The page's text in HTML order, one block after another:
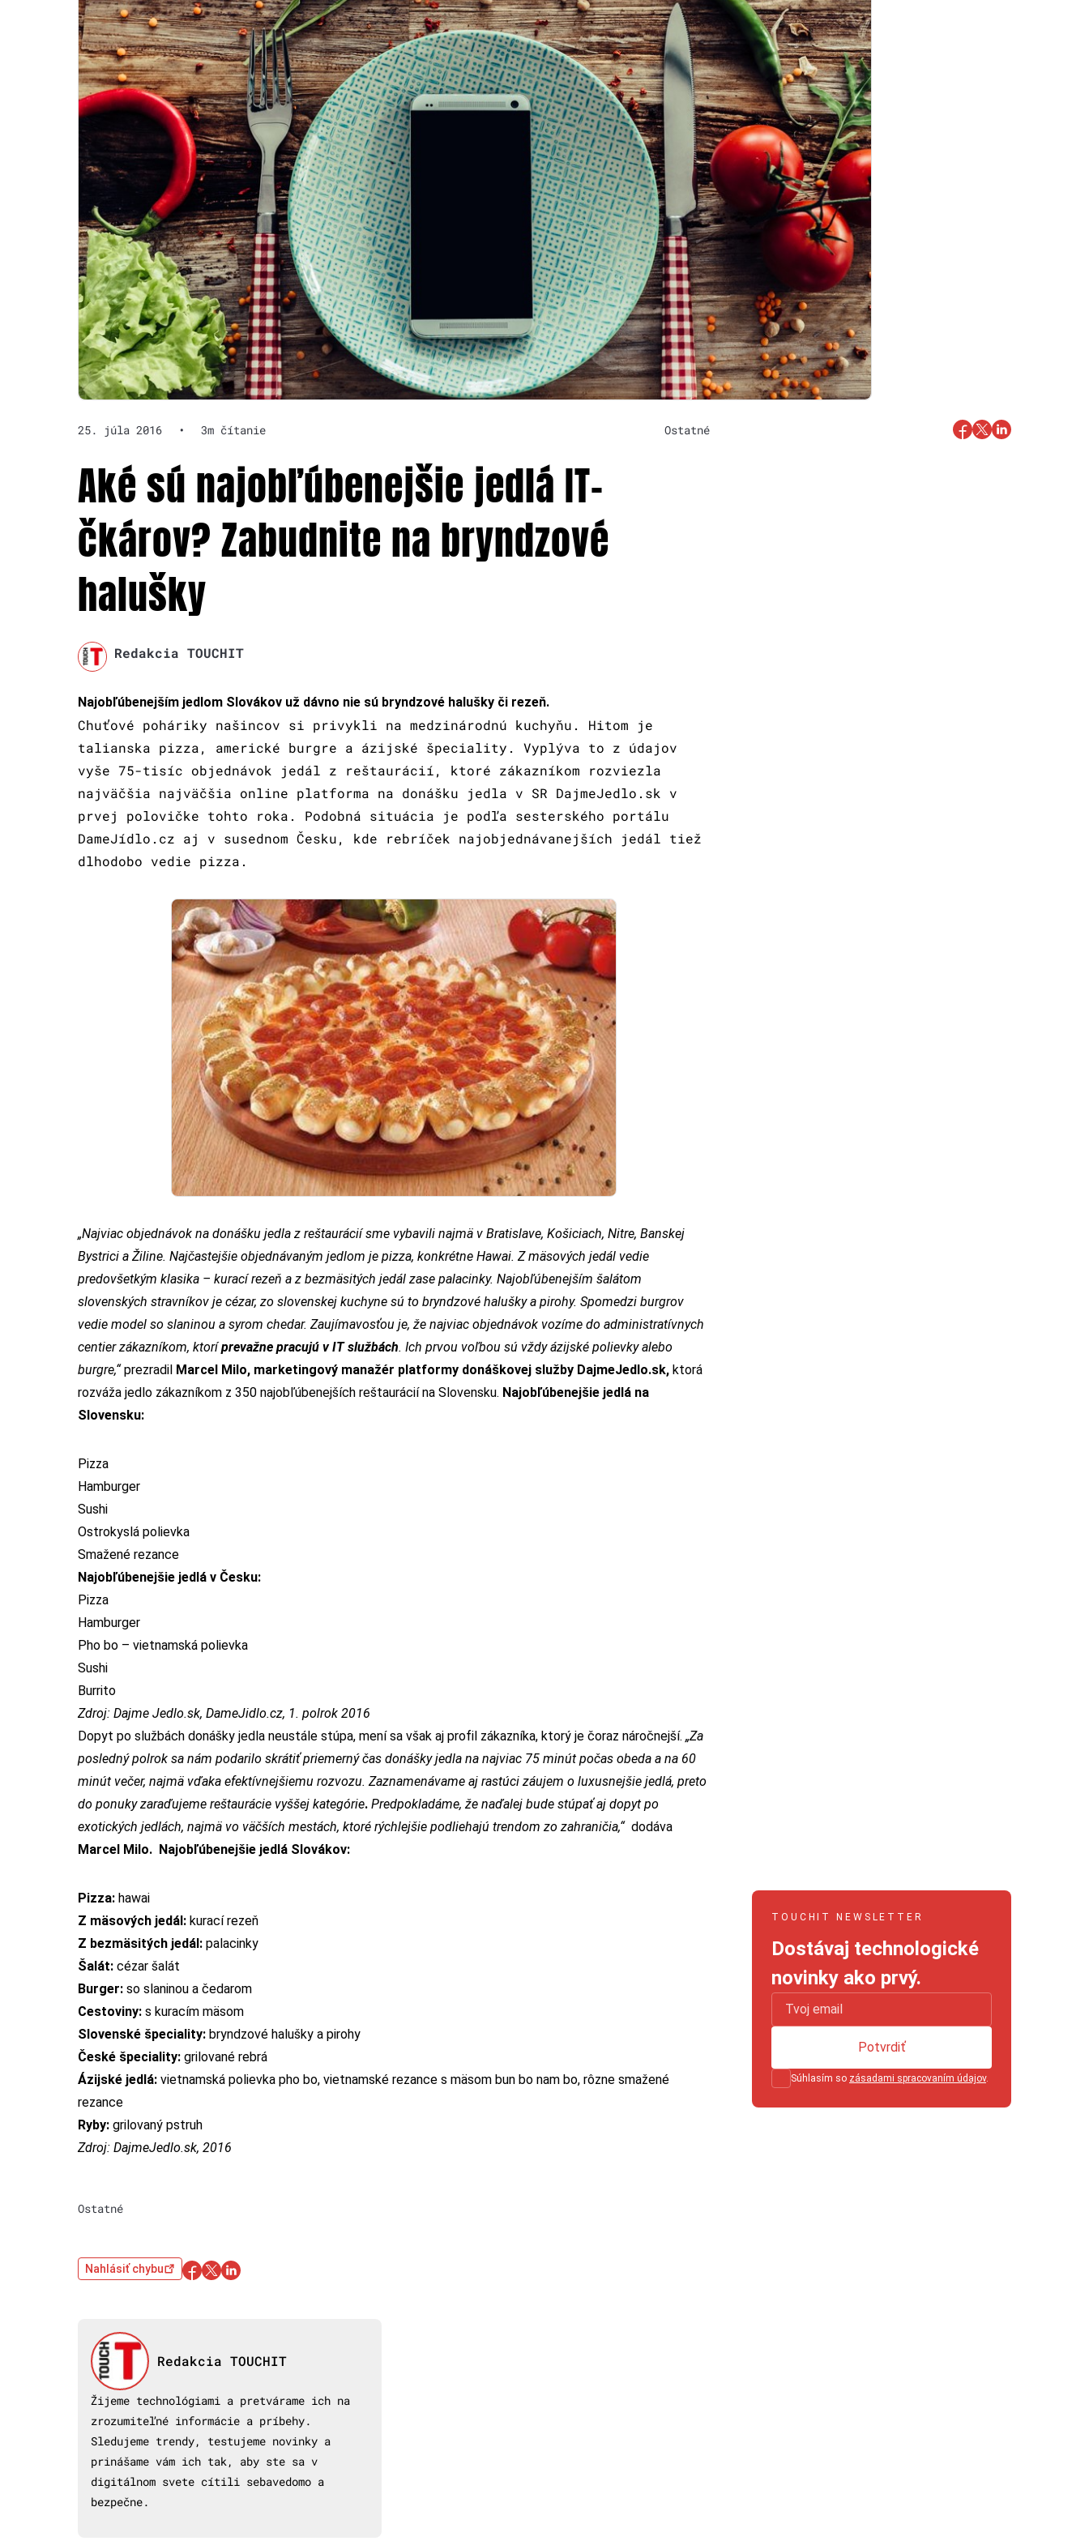
25. júla 2016 • 3m čítanie Ostatné
Aké sú najobľúbenejšie jedlá IT-
čkárov? Zabudnite na bryndzové
halušky
Redakcia TOUCHIT
Najobľúbenejším jedlom Slovákov už dávno nie sú bryndzové halušky či rezeň.
Chuťové poháriky našincov si privykli na medzinárodnú kuchyňu. Hitom je
talianska pizza, americké burgre a ázijské špeciality. Vyplýva to z údajov
vyše 75-tisíc objednávok jedál z reštaurácií, ktoré zákazníkom rozviezla
najväčšia najväčšia online platforma na donášku jedla v SR DajmeJedlo.sk v
prvej polovičke tohto roka. Podobná situácia je podľa sesterského portálu
DameJídlo.cz aj v susednom Česku, kde rebríček najobjednávanejších jedál tiež
dlhodobo vedie pizza.
„Najviac objednávok na donášku jedla z reštaurácií sme vybavili najmä v Bratislave, Košiciach, Nitre, Banskej
Bystrici a Žiline. Najčastejšie objednávaným jedlom je pizza, konkrétne Hawai. Z mäsových jedál vedie
predovšetkým klasika – kurací rezeň a z bezmäsitých jedál zase palacinky. Najobľúbenejším šalátom
slovenských stravníkov je cézar, zo slovenskej kuchyne sú to bryndzové halušky a pirohy. Spomedzi burgrov
vedie model so slaninou a syrom chedar. Zaujímavosťou je, že najviac objednávok vozíme do administratívnych
centier zákazníkom, ktoríprevažne pracujú v IT službách. Ich prvou voľbou sú vždy ázijské polievky alebo
burgre,“ prezradil Marcel Milo, marketingový manažér platformy donáškovej služby DajmeJedlo.sk, ktorá
rozváža jedlo zákazníkom z 350 najobľúbenejších reštaurácií na Slovensku. Najobľúbenejšie jedlá na
Slovensku:
Pizza
Hamburger
Sushi
Ostrokyslá polievka
Smažené rezance
Najobľúbenejšie jedlá v Česku:
Pizza
Hamburger
Pho bo – vietnamská polievka
Sushi
Burrito
Zdroj: Dajme Jedlo.sk, DameJidlo.cz, 1. polrok 2016
Dopyt po službách donášky jedla neustále stúpa, mení sa však aj profil zákazníka, ktorý je čoraz náročnejší. „Za
posledný polrok sa nám podarilo skrátiť priemerný čas donášky jedla na najviac 75 minút počas obeda a na 60
minút večer, najmä vďaka efektívnejšiemu rozvozu. Zaznamenávame aj rastúci záujem o luxusnejšie jedlá, preto
do ponuky zaraďujeme reštaurácie vyššej kategórie. Predpokladáme, že naďalej bude stúpať aj dopyt po
exotických jedlách, najmä vo väčších mestách, ktoré rýchlejšie podliehajú trendom zo zahraničia,“ dodáva
Marcel Milo. Najobľúbenejšie jedlá Slovákov:
Pizza: hawai
Z mäsových jedál: kurací rezeň
Z bezmäsitých jedál: palacinky
Šalát: cézar šalát
Burger: so slaninou a čedarom
Cestoviny: s kuracím mäsom
Slovenské špeciality: bryndzové halušky a pirohy
České špeciality: grilované rebrá
Ázijské jedlá: vietnamská polievka pho bo, vietnamské rezance s mäsom bun bo nam bo, rôzne smažené
rezance
Ryby: grilovaný pstruh
Zdroj: DajmeJedlo.sk, 2016
Ostatné
Nahlásiť chybu
Redakcia TOUCHIT
Žijeme technológiami a pretvárame ich na
zrozumiteľné informácie a príbehy.
Sledujeme trendy, testujeme novinky a
prinášame vám ich tak, aby ste sa v
digitálnom svete cítili sebavedomo a
bezpečne.
TOUCHIT NEWSLETTER
Dostávaj technologické
novinky ako prvý.
Súhlasím so zásadami spracovaním údajov.
Potvrdiť